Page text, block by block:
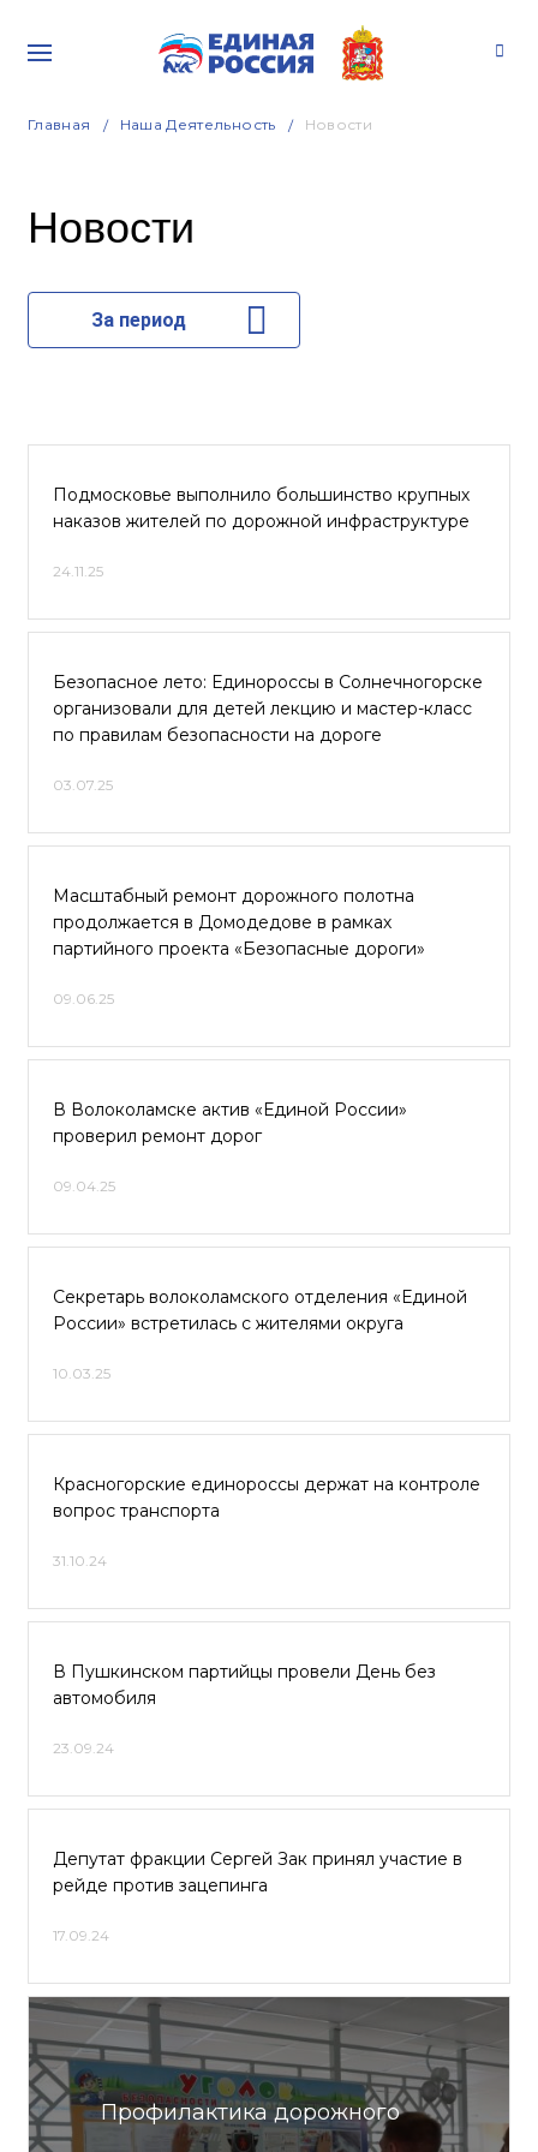
Главная Наша Деятельность Новости
Новости
За период
Подмосковье выполнило большинство крупных
наказов жителей по дорожной инфраструктуре
24.11.25
Безопасное лето: Единороссы в Солнечногорске
организовали для детей лекцию и мастер-класс
по правилам безопасности на дороге
03.07.25
Масштабный ремонт дорожного полотна
продолжается в Домодедове в рамках
партийного проекта «Безопасные дороги»
09.06.25
В Волоколамске актив «Единой России»
проверил ремонт дорог
09.04.25
Секретарь волоколамского отделения «Единой
России» встретилась с жителями округа
10.03.25
Красногорские единороссы держат на контроле
вопрос транспорта
31.10.24
В Пушкинском партийцы провели День без
автомобиля
23.09.24
Депутат фракции Сергей Зак принял участие в
рейде против зацепинга
17.09.24
Профилактика дорожного